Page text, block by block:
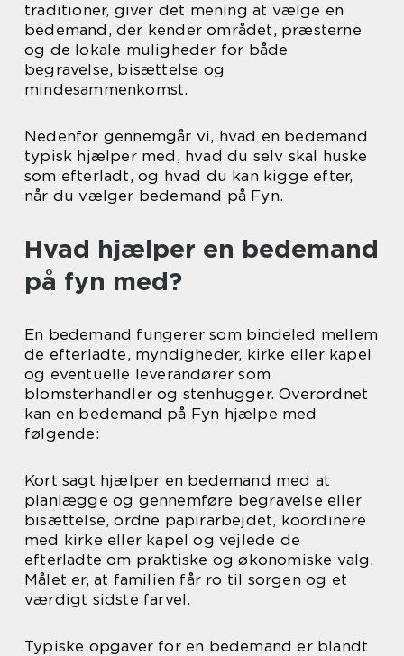
traditioner, giver det mening at vælge en
bedemand, der kender området, præsterne
og de lokale muligheder for både
begravelse, bisættelse og
mindesammenkomst.
Nedenfor gennemgår vi, hvad en bedemand
typisk hjælper med, hvad du selv skal huske
som efterladt, og hvad du kan kigge efter,
når du vælger bedemand på Fyn.
Hvad hjælper en bedemand
på fyn med?
En bedemand fungerer som bindeled mellem
de efterladte, myndigheder, kirke eller kapel
og eventuelle leverandører som
blomsterhandler og stenhugger. Overordnet
kan en bedemand på Fyn hjælpe med
følgende:
Kort sagt hjælper en bedemand med at
planlægge og gennemføre begravelse eller
bisættelse, ordne papirarbejdet, koordinere
med kirke eller kapel og vejlede de
efterladte om praktiske og økonomiske valg.
Målet er, at familien får ro til sorgen og et
værdigt sidste farvel.
Typiske opgaver for en bedemand er blandt